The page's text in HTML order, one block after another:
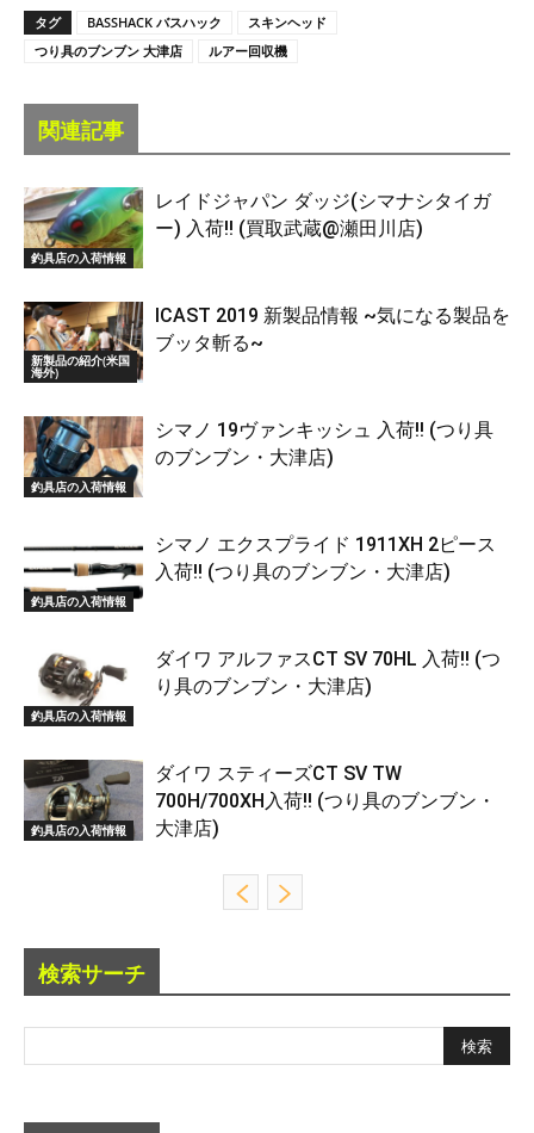
タグ BASSHACK バスハック
スキンヘッド
つり具のブンブン 大津店
ルアー回収機
関連記事
釣具店の入荷情報
レイドジャパン ダッジ(シマナシタイガ
ー) 入荷!! (買取武蔵@瀬田川店)
新製品の紹介(米国
海外)
ICAST 2019 新製品情報 ~気になる製品を
ブッタ斬る~
釣具店の入荷情報
シマノ 19ヴァンキッシュ 入荷!! (つり具
のブンブン・大津店)
釣具店の入荷情報
シマノ エクスプライド 1911XH 2ピース
入荷!! (つり具のブンブン・大津店)
釣具店の入荷情報
ダイワ アルファスCT SV 70HL 入荷!! (つ
り具のブンブン・大津店)
釣具店の入荷情報
ダイワ スティーズCT SV TW
700H/700XH入荷!! (つり具のブンブン・
大津店)
検索サーチ